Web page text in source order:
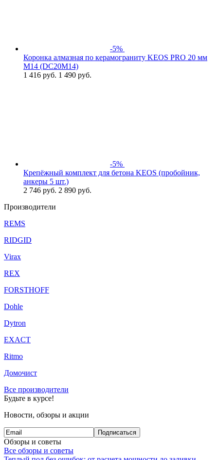
-5%
Коронка алмазная по керамограниту KEOS PRO 20 мм
M14 (DC20M14)
1 416 руб. 1 490 руб.
-5%
Крепёжный комплект для бетона KEOS (пробойник,
анкеры 5 шт.)
2 746 руб. 2 890 руб.
Производители
REMS
RIDGID
Virax
REX
FORSTHOFF
Dohle
Dytron
EXACT
Ritmo
Домочист
Все производители
Будьте в курсе!
Новости, обзоры и акции
Подписаться
Обзоры и советы
Все обзоры и советы